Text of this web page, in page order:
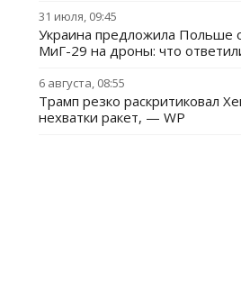
31 июля, 09:45
Украина предложила Польше
МиГ-29 на дроны: что
6 августа, 08:55
Трамп резко раскритиковал
нехватки ракет, — WP